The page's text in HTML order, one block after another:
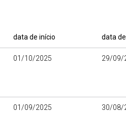
data de início data
01/10/2025 29/09/
01/09/2025 30/08/